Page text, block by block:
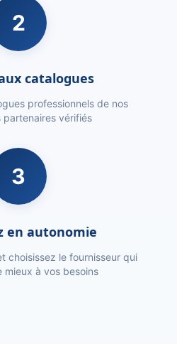
2
catalogues
professionnels de nos
partenaires vérifiés
3
en autonomie
choisissez le fournisseur qui
mieux à vos besoins